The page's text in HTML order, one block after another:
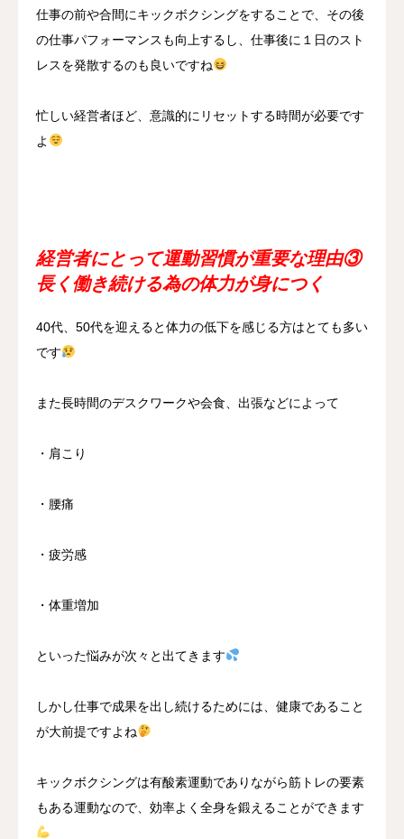
仕事の前や合間にキックボクシングをすることで、その後
の仕事パフォーマンスも向上するし、仕事後に１日のスト
レスを発散するのも良いですね
忙しい経営者ほど、意識的にリセットする時間が必要です
よ
経営者にとって運動習慣が重要な理由③
長く働き続ける為の体力が身につく
40代、50代を迎えると体力の低下を感じる方はとても多い
です
また長時間のデスクワークや会食、出張などによって
・肩こり
・腰痛
・疲労感
・体重増加
といった悩みが次々と出てきます
しかし仕事で成果を出し続けるためには、健康であること
が大前提ですよね
キックボクシングは有酸素運動でありながら筋トレの要素
もある運動なので、効率よく全身を鍛えることができます